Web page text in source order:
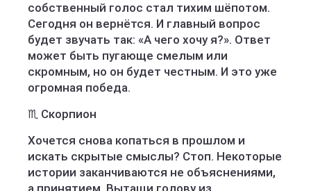
собственный голос стал тихим шёпотом.
Сегодня он вернётся. И главный вопрос
будет звучать так: «А чего хочу я?». Ответ
может быть пугающе смелым или
скромным, но он будет честным. И это уже
огромная победа.
♏ Скорпион
Хочется снова копаться в прошлом и
искать скрытые смыслы? Стоп. Некоторые
истории заканчиваются не объяснениями,
а принятием. Вытащи голову из